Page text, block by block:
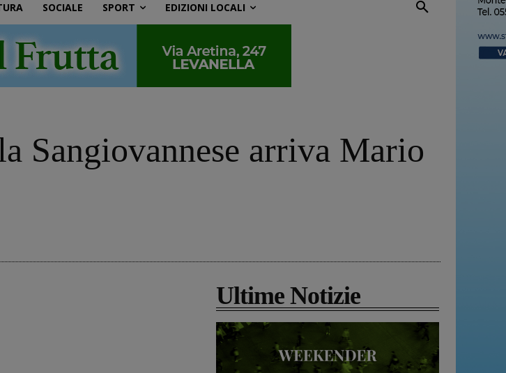
SOCIALE SPORT EDIZIONI LOCALI
Sangiovannese arriva Mario
Ultime Notizie